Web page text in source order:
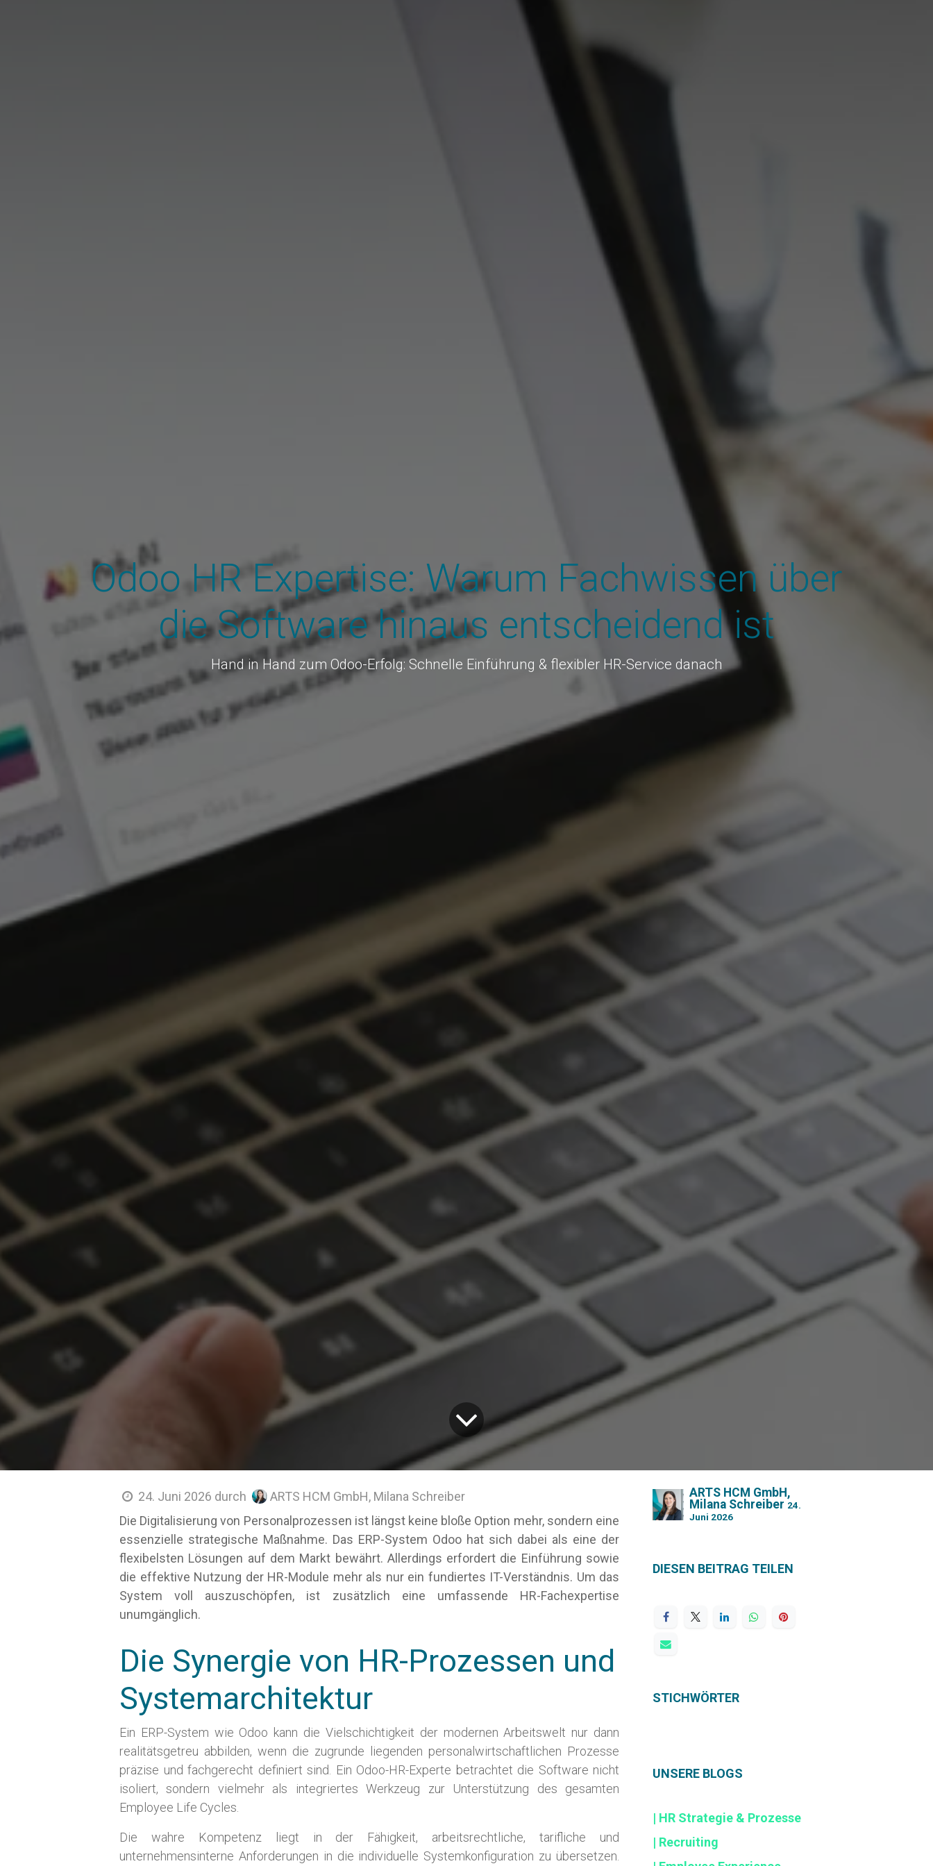
Odoo HR Expertise: Warum Fachwissen über
die Software hinaus entscheidend ist
Hand in Hand zum Odoo-Erfolg: Schnelle Einführung & flexibler HR-Service danach
24. Juni 2026 durch
ARTS HCM GmbH, Milana Schreiber
Die Digitalisierung von Personalprozessen ist längst keine bloße Option mehr, sondern eine
essenzielle strategische Maßnahme. Das ERP-System Odoo hat sich dabei als eine der
flexibelsten Lösungen auf dem Markt bewährt. Allerdings erfordert die Einführung sowie
die effektive Nutzung der HR-Module mehr als nur ein fundiertes IT-Verständnis. Um das
System voll auszuschöpfen, ist zusätzlich eine umfassende HR-Fachexpertise
unumgänglich.
Die Synergie von HR-Prozessen und
Systemarchitektur
Ein ERP-System wie Odoo kann die Vielschichtigkeit der modernen Arbeitswelt nur dann
realitätsgetreu abbilden, wenn die zugrunde liegenden personalwirtschaftlichen Prozesse
präzise und fachgerecht definiert sind. Ein Odoo-HR-Experte betrachtet die Software nicht
isoliert, sondern vielmehr als integriertes Werkzeug zur Unterstützung des gesamten
Employee Life Cycles.
Die wahre Kompetenz liegt in der Fähigkeit, arbeitsrechtliche, tarifliche und
unternehmensinterne Anforderungen in die individuelle Systemkonfiguration zu übersetzen.
ARTS HCM GmbH,
Milana Schreiber 24.
Juni 2026
DIESEN BEITRAG TEILEN
STICHWÖRTER
UNSERE BLOGS
| HR Strategie & Prozesse
| Recruiting